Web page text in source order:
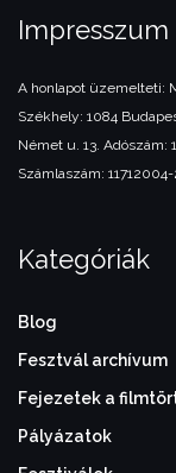
Impresszum
A honlapot üzemelteti:
Székhely: 1084
Német u. 13. Adószám:
Számlaszám:
Kategóriák
Blog
Fesztvál archívum
Fejezetek a
Pályázatok